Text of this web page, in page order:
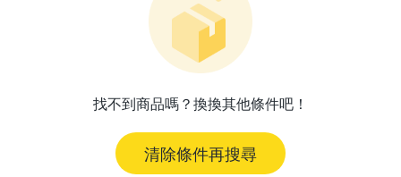
找不到商品嗎？換換其他條件吧！
清除條件再搜尋